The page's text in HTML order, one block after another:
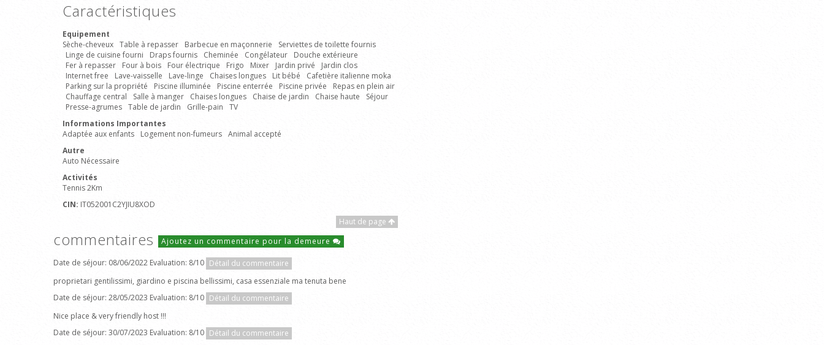
Caractéristiques
Equipement
Sèche-cheveux Table à repasser Barbecue en maçonnerie
Serviettes de toilette fournis
Linge de cuisine fourni
Draps fournis Cheminée Congélateur
Douche extérieure
Fer à repasser
Four à bois Four électrique Frigo Mixer Jardin privé
Jardin clos
Internet free
Lave-vaisselle Lave-linge Chaises longues Lit bébé
Cafetière italienne moka
Parking sur la propriété
Piscine illuminée Piscine enterrée Piscine privée
Repas en plein air
Chauffage central
Salle à manger Chaises longues Chaise de jardin Chaise haute
Séjour
Presse-agrumes Table de jardin Grille-pain
TV
Informations Importantes
Adaptée aux enfants
Logement non-fumeurs Animal accepté
Autre
Auto Nécessaire
Activités
Tennis 2Km
CIN: IT052001C2YJIU8XOD
Haut de page
commentaires Ajoutez un commentaire pour la demeure
Date de séjour: 08/06/2022 Evaluation: 8/10 Détail du commentaire
proprietari gentilissimi, giardino e piscina bellissimi, casa essenziale ma tenuta bene
Date de séjour: 28/05/2023 Evaluation: 8/10 Détail du commentaire
Nice place & very friendly host !!!
Date de séjour: 30/07/2023 Evaluation: 8/10 Détail du commentaire